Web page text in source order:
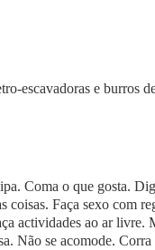
escavadoras e burros
Coma o que gosta.
coisas. Faça sexo com
actividades ao ar
Não se acomode.